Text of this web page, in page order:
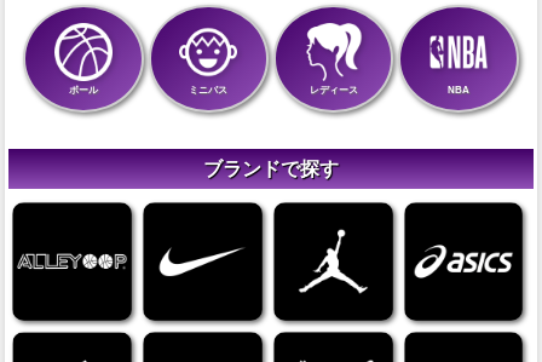
ボール ミニバス レディース NBA
ブランドで探す